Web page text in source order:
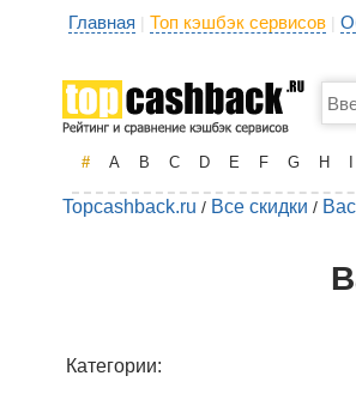
Главная | Топ кэшбэк сервисов |
# A B C D E F G H
Topcashback.ru / Все скидки /
Категории: